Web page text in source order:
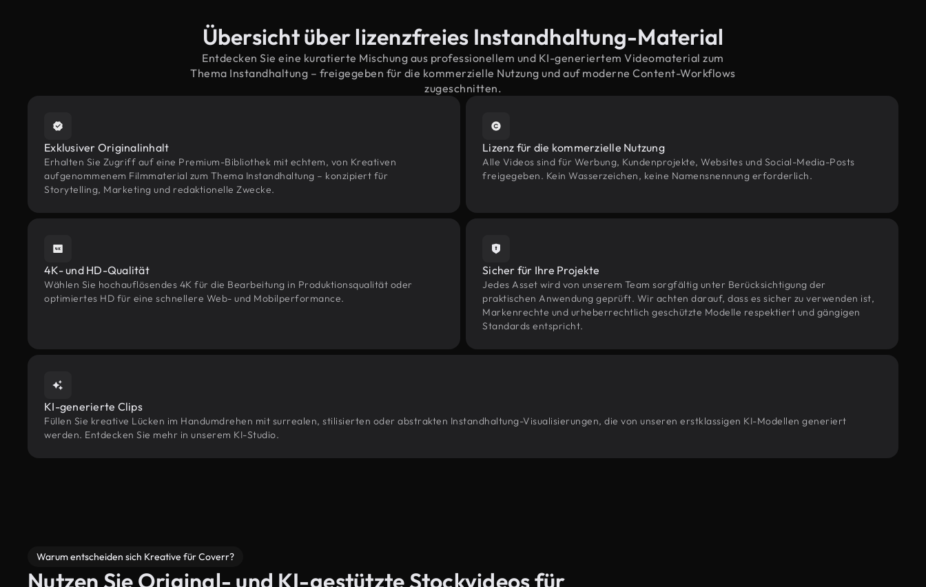
Übersicht über lizenzfreies Instandhaltung-Material
Entdecken Sie eine kuratierte Mischung aus professionellem und KI-generiertem Videomaterial zum
Thema Instandhaltung – freigegeben für die kommerzielle Nutzung und auf moderne Content-Workflows
zugeschnitten.
Exklusiver Originalinhalt
Erhalten Sie Zugriff auf eine Premium-Bibliothek mit echtem, von Kreativen
aufgenommenem Filmmaterial zum Thema Instandhaltung – konzipiert für
Storytelling, Marketing und redaktionelle Zwecke.
Lizenz für die kommerzielle Nutzung
Alle Videos sind für Werbung, Kundenprojekte, Websites und Social-Media-Posts
freigegeben. Kein Wasserzeichen, keine Namensnennung erforderlich.
4K- und HD-Qualität
Wählen Sie hochauflösendes 4K für die Bearbeitung in Produktionsqualität oder
optimiertes HD für eine schnellere Web- und Mobilperformance.
Sicher für Ihre Projekte
Jedes Asset wird von unserem Team sorgfältig unter Berücksichtigung der
praktischen Anwendung geprüft. Wir achten darauf, dass es sicher zu verwenden ist,
Markenrechte und urheberrechtlich geschützte Modelle respektiert und gängigen
Standards entspricht.
KI-generierte Clips
Füllen Sie kreative Lücken im Handumdrehen mit surrealen, stilisierten oder abstrakten Instandhaltung-Visualisierungen, die von unseren erstklassigen KI-Modellen generiert
werden. Entdecken Sie mehr in unserem KI-Studio.
Warum entscheiden sich Kreative für Coverr?
Nutzen Sie Original- und KI-gestützte Stockvideos für